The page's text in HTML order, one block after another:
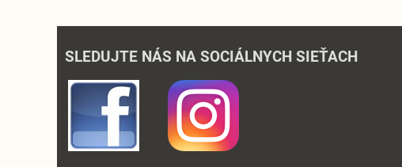
SLEDUJTE NÁS NA SOCIÁLNYCH SIEŤACH